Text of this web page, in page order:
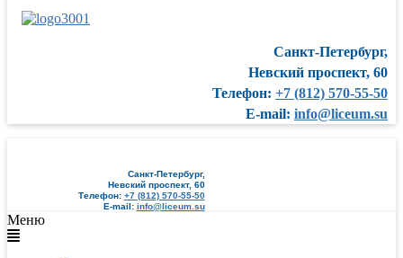
Санкт-Петербург,
Невский проспект, 60
Телефон: +7 (812) 570-55-50
E-mail: info@liceum.su
Санкт-Петербург,
Невский проспект, 60
Телефон: +7 (812) 570-55-50
E-mail: info@liceum.su
Меню